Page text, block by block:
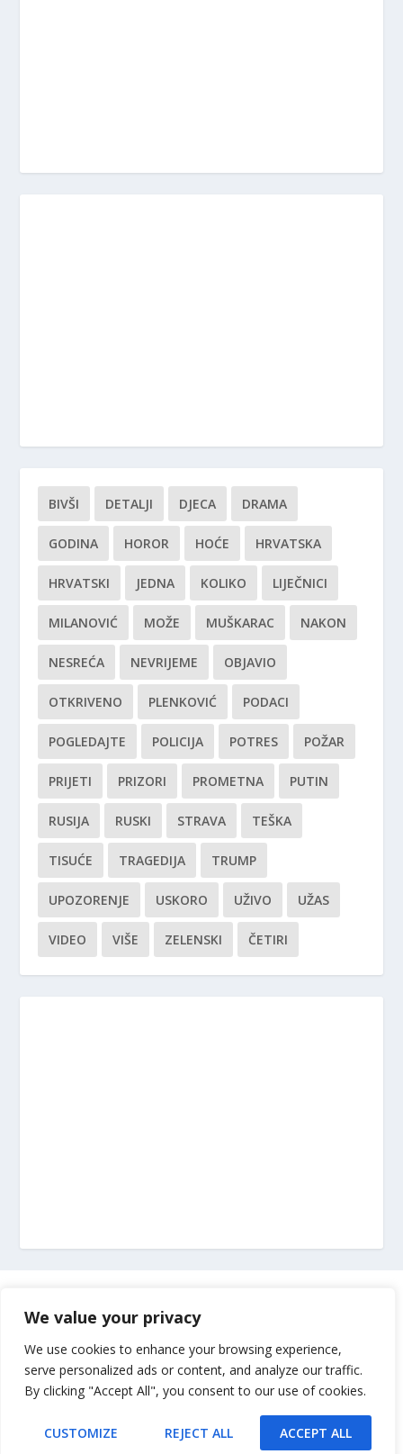
We value your privacy
We use cookies to enhance your browsing experience,
serve personalized ads or content, and analyze our traffic.
By clicking "Accept All", you consent to our use of cookies.
CUSTOMIZE REJECT ALL ACCEPT ALL
BIVŠI DETALJI DJECA DRAMA
GODINA HOROR HOĆE HRVATSKA
HRVATSKI JEDNA KOLIKO LIJEČNICI
MILANOVIĆ MOŽE MUŠKARAC NAKON
NESREĆA NEVRIJEME OBJAVIO
OTKRIVENO PLENKOVIĆ PODACI
POGLEDAJTE POLICIJA POTRES POŽAR
PRIJETI PRIZORI PROMETNA PUTIN
RUSIJA RUSKI STRAVA TEŠKA
TISUĆE TRAGEDIJA TRUMP
UPOZORENJE USKORO UŽIVO UŽAS
VIDEO VIŠE ZELENSKI ČETIRI
Impressum
Uvjeti korištenja
Kontakt